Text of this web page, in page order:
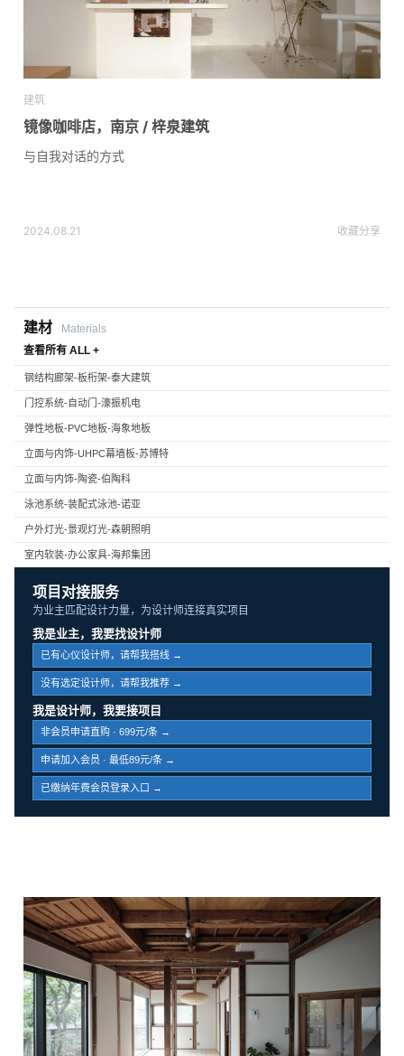
建筑
镜像咖啡店，南京 / 梓泉建筑
与自我对话的方式
2024.08.21 收藏分享
建材
Materials
查看所有 ALL +
钢结构廊架-板桁架-泰大建筑
门控系统-自动门-濠振机电
弹性地板-PVC地板-海象地板
立面与内饰-UHPC幕墙板-苏博特
立面与内饰-陶瓷-伯陶科
泳池系统-装配式泳池-诺亚
户外灯光-景观灯光-森朝照明
室内软装-办公家具-海邦集团
项目对接服务
为业主匹配设计力量，为设计师连接真实项目
我是业主，我要找设计师
已有心仪设计师，请帮我搭线 →
没有选定设计师，请帮我推荐 →
我是设计师，我要接项目
非会员申请直购 · 699元/条 →
申请加入会员 · 最低89元/条 →
已缴纳年费会员登录入口 →